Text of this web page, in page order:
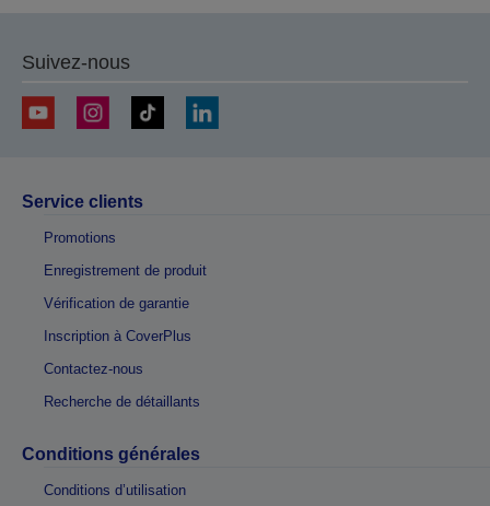
Suivez-nous
Service clients
Promotions
Enregistrement de produit
Vérification de garantie
Inscription à CoverPlus
Contactez-nous
Recherche de détaillants
Conditions générales
Conditions d’utilisation